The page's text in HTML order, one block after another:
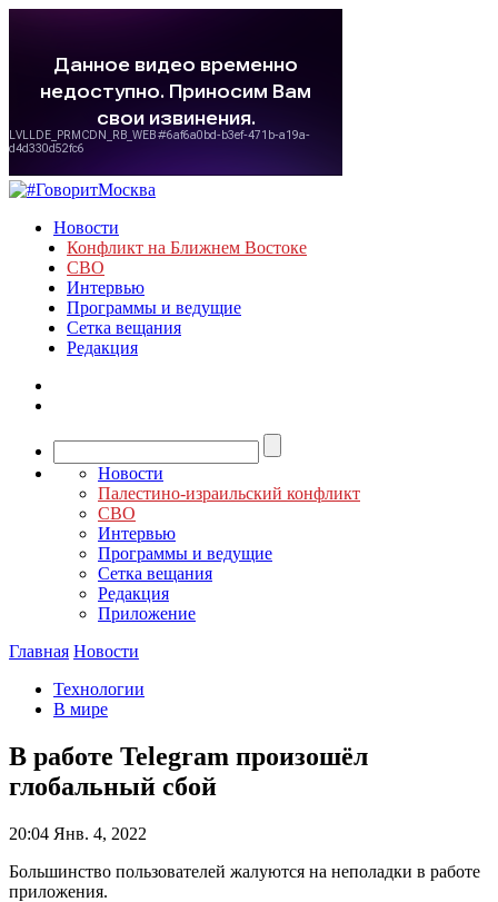
Новости
Конфликт на Ближнем Востоке
СВО
Интервью
Программы и ведущие
Сетка вещания
Редакция
Новости
Палестино-израильский конфликт
СВО
Интервью
Программы и ведущие
Сетка вещания
Редакция
Приложение
Главная Новости
Технологии
В мире
В работе Telegram произошёл
глобальный сбой
20:04 Янв. 4, 2022
Большинство пользователей жалуются на неполадки в работе
приложения.